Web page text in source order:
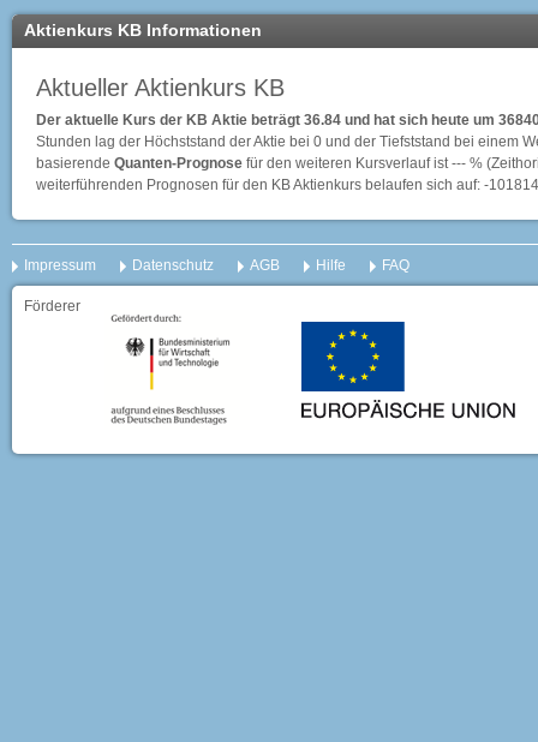
Aktienkurs KB Informationen
Aktueller Aktienkurs KB
Der aktuelle Kurs der KB Aktie beträgt 36.84 und hat sich heute um
Stunden lag der Höchststand der Aktie bei 0 und der Tiefststand bei einem
basierende Quanten-Prognose für den weiteren Kursverlauf ist --- %
weiterführenden Prognosen für den KB Aktienkurs belaufen sich auf: -
Impressum Datenschutz AGB Hilfe FAQ
Förderer